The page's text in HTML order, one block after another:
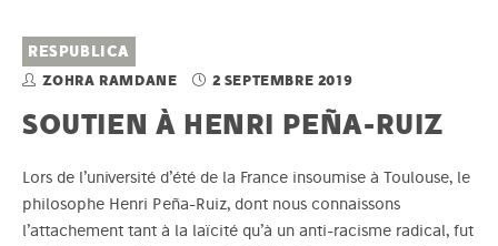
RESPUBLICA
ZOHRA RAMDANE 2 SEPTEMBRE 2019
SOUTIEN À HENRI PEÑA-RUIZ
Lors de l’université d’été de la France insoumise à Toulouse, le
philosophe Henri Peña-Ruiz, dont nous connaissons
l’attachement tant à la laïcité qu’à un anti-racisme radical, fut